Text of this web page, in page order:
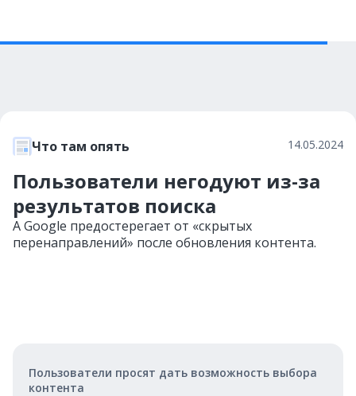
Что там опять 14.05.2024
Пользователи негодуют из-за
результатов поиска
А Google предостерегает от «скрытых
перенаправлений» после обновления контента.
Пользователи просят дать возможность выбора
контента